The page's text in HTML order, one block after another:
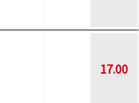
17.00